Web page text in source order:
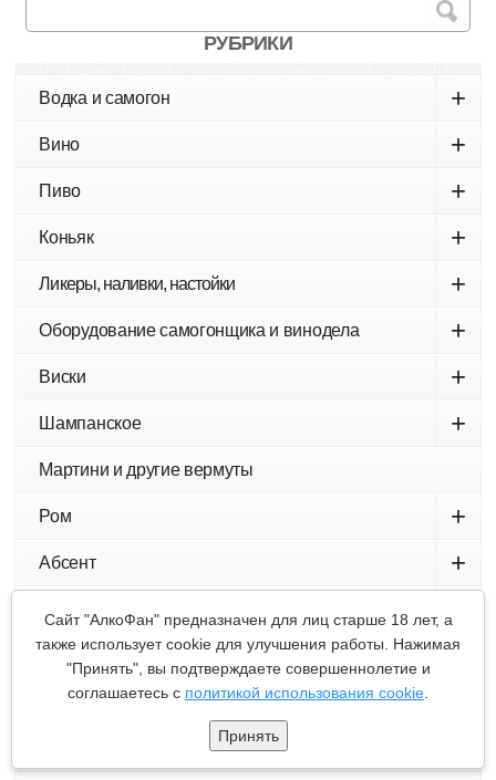
Сайт "АлкоФан" предназначен для лиц старше 18 лет, а
также использует cookie для улучшения работы. Нажимая
"Принять", вы подтверждаете совершеннолетие и
соглашаетесь с политикой использования cookie
Принять
РУБРИКИ
Водка и самогон +
Вино +
Пиво +
Коньяк +
Ликеры, наливки, настойки +
Оборудование самогонщика и винодела +
Виски +
Шампанское +
Мартини и другие вермуты
Ром +
Абсент +
Текила +
+
Джин